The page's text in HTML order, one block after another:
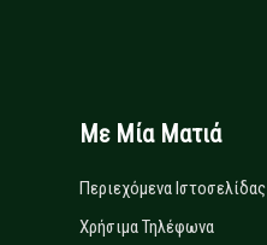
Με Μία Ματιά
Περιεχόμενα Ιστοσελίδας
Χρήσιμα Τηλέφωνα